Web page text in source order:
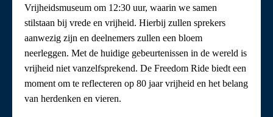
Vrijheidsmuseum om 12:30 uur, waarin we samen
stilstaan bij vrede en vrijheid. Hierbij zullen sprekers
aanwezig zijn en deelnemers zullen een bloem
neerleggen. Met de huidige gebeurtenissen in de wereld is
vrijheid niet vanzelfsprekend. De Freedom Ride biedt een
moment om te reflecteren op 80 jaar vrijheid en het belang
van herdenken en vieren.